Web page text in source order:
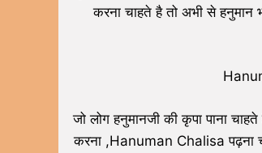
करना चाहते है तो अभी से
जो लोग हनुमानजी की कृपा पाना
करना ,Hanuman Chalisa पढ़ना